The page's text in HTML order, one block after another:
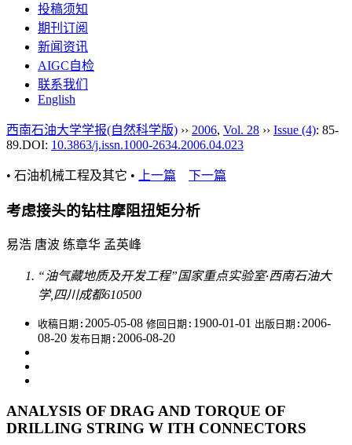
投稿须知
期刊订阅
新闻资讯
AIGC自检
联系我们
English
西南石油大学学报(自然科学版) ›› 2006, Vol. 28 ›› Issue (4): 85-
89.DOI: 10.3863/j.issn.1000-2634.2006.04.023
• 石油机械工程及其它 • 上一篇 下一篇
考虑接头的钻柱摩阻扭矩分析
易浩 唐波 练章华 孟英峰
“油气藏地质及开发工程”国家重点实验室·西南石油大
学,四川成都610500
收稿日期: 2005-05-08 修回日期: 1900-01-01 出版日期: 2006-
08-20 发布日期: 2006-08-20
ANALYSIS OF DRAG AND TORQUE OF
DRILLING STRING W ITH CONNECTORS